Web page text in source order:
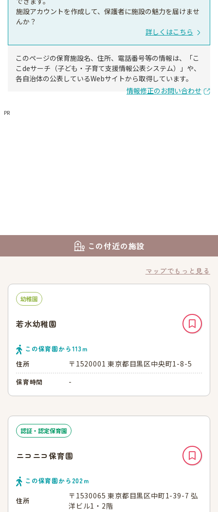
施設アカウントを作成して、保護者に施設の魅力を届けませ
んか？
詳しくはこちら
このページの保育施設名、住所、電話番号等の情報は、「こ
こdeサーチ（子ども・子育て支援情報公表システム）」や、
各自治体の公表しているWebサイトから取得しています。
情報修正のお問い合わせ
PR
この付近の施設
マップでもっと見る
幼稚園
若水幼稚園
この保育園から113ｍ
住所
〒1520001 東京都目黒区中央町1-8-5
保育時間 -
認証・認定保育園
ニコニコ保育園
この保育園から 202ｍ
住所
〒1530065 東京都目黒区中町1-39-7 弘
洋ビル1・2階